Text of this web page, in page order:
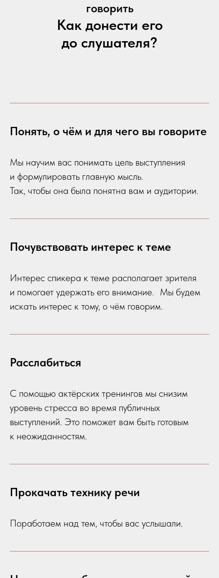
говорить
Как донести его
до слушателя?
Понять, о чём и для чего вы говорите
Мы научим вас понимать цель выступления
и формулировать главную мысль.
Так, чтобы она была понятна вам и аудитории.
Почувствовать интерес к теме
Интерес спикера к теме располагает зрителя
и помогает удержать его внимание. Мы будем
искать интерес к тому, о чём говорим.
Расслабиться
С помощью актёрских тренингов мы снизим
уровень стресса во время публичных
выступлений. Это поможет вам быть готовым
к неожиданностям.
Прокачать технику речи
Поработаем над тем, чтобы вас услышали.